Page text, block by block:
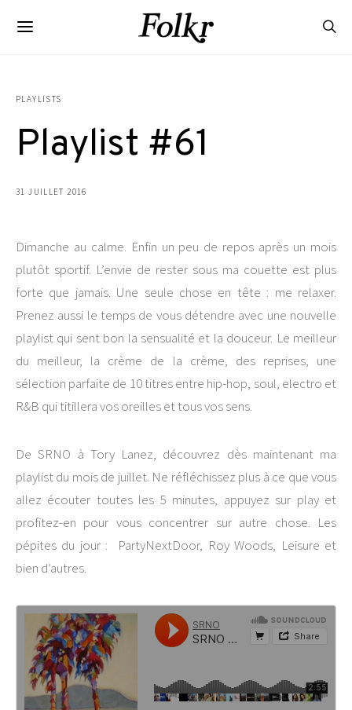
PLAYLISTS
Playlist #61
31 JUILLET 2016
Dimanche au calme. Enfin un peu de repos après un mois
plutôt sportif. L’envie de rester sous ma couette est plus
forte que jamais. Une seule chose en tête : me relaxer.
Prenez aussi le temps de vous détendre avec une nouvelle
playlist qui sent bon la sensualité et la douceur. Le meilleur
du meilleur, la crème de la crème, des reprises, une
sélection parfaite de 10 titres entre hip-hop, soul, electro et
R&B qui titillera vos oreilles et tous vos sens.
De SRNO à Tory Lanez, découvrez dès maintenant ma
playlist du mois de juillet. Ne réfléchissez plus à ce que vous
allez écouter toutes les 5 minutes, appuyez sur play et
profitez-en pour vous concentrer sur autre chose. Les
pépites du jour : PartyNextDoor, Roy Woods, Leisure et
bien d’autres.